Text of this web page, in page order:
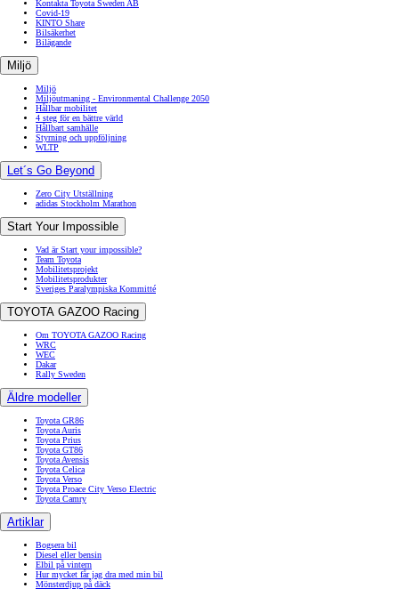
Kontakta Toyota Sweden AB
Covid-19
KINTO Share
Bilsäkerhet
Bilägande
Miljö
Miljö
Miljöutmaning - Environmental Challenge 2050
Hållbar mobilitet
4 steg för en bättre värld
Hållbart samhälle
Styrning och uppföljning
WLTP
Let´s Go Beyond
Zero City Utställning
adidas Stockholm Marathon
Start Your Impossible
Vad är Start your impossible?
Team Toyota
Mobilitetsprojekt
Mobilitetsprodukter
Sveriges Paralympiska Kommitté
TOYOTA GAZOO Racing
Om TOYOTA GAZOO Racing
WRC
WEC
Dakar
Rally Sweden
Äldre modeller
Toyota GR86
Toyota Auris
Toyota Prius
Toyota GT86
Toyota Avensis
Toyota Celica
Toyota Verso
Toyota Proace City Verso Electric
Toyota Camry
Artiklar
Bogsera bil
Diesel eller bensin
Elbil på vintern
Hur mycket får jag dra med min bil
Mönsterdjup på däck